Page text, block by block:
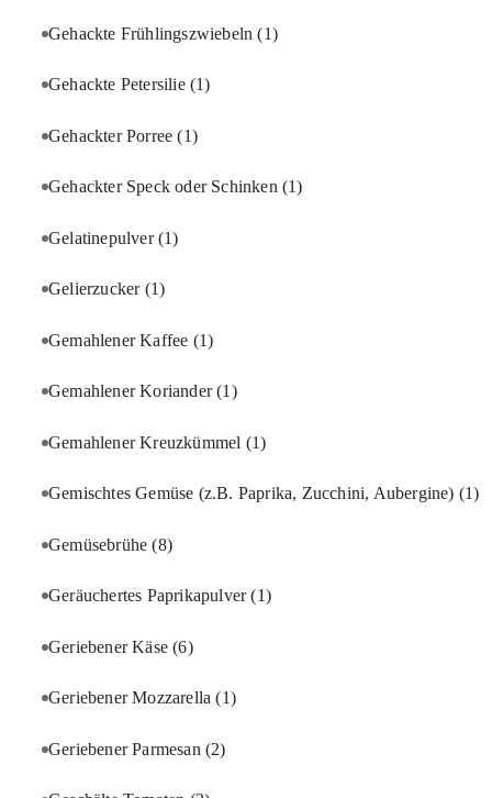
Gehackte Frühlingszwiebeln(1)
Gehackte Petersilie (1)
Gehackter Porree(1)
Gehackter Speck oder Schinken (1)
Gelatinepulver(1)
Gelierzucker (1)
Gemahlener Kaffee (1)
Gemahlener Koriander(1)
Gemahlener Kreuzkümmel (1)
Gemischtes Gemüse (z.B. Paprika, Zucchini, Aubergine) (1)
Gemüsebrühe(8)
Geräuchertes Paprikapulver(1)
Geriebener Käse(6)
Geriebener Mozzarella(1)
Geriebener Parmesan (2)